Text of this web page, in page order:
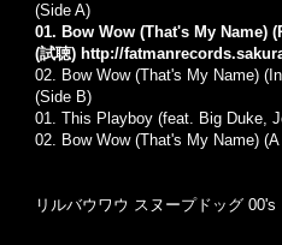
(Side A)
01. Bow Wow (That's My Name)
(試聴) http://
02. Bow Wow (That's My Name)
(Side B)
01. This Playboy (feat. Big Duke,
02. Bow Wow (That's My Name) (A
リルバウワウ スヌープドッグ